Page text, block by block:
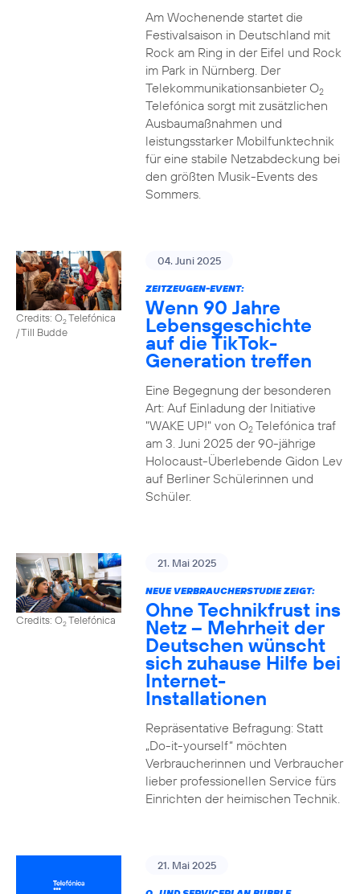
Am Wochenende startet die
Festivalsaison in Deutschland mit
Rock am Ring in der Eifel und Rock
im Park in Nürnberg. Der
Telekommunikationsanbieter O2
Telefónica sorgt mit zusätzlichen
Ausbaumaßnahmen und
leistungsstarker Mobilfunktechnik
für eine stabile Netzabdeckung bei
den größten Musik-Events des
Sommers.
Credits: O2Telefónica
/ Till Budde
04. Juni 2025
ZEITZEUGEN-EVENT:
Wenn 90 Jahre
Lebensgeschichte
auf die TikTok-
Generation treffen
Eine Begegnung der besonderen
Art: Auf Einladung der Initiative
"WAKE UP!" von O2Telefónica traf
am 3. Juni 2025 der 90-jährige
Holocaust-Überlebende Gidon Lev
auf Berliner Schülerinnen und
Schüler.
Credits: O2Telefónica
21. Mai 2025
NEUE VERBRAUCHERSTUDIE ZEIGT:
Ohne Technikfrust ins
Netz – Mehrheit der
Deutschen wünscht
sich zuhause Hilfe bei
Internet-
Installationen
Repräsentative Befragung: Statt
„Do-it-yourself“ möchten
Verbraucherinnen und Verbraucher
lieber professionellen Service fürs
Einrichten der heimischen Technik.
21. Mai 2025